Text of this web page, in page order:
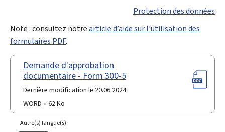
Protection des données
Note : consultez notrearticle d’aide sur l’utilisation des
formulaires PDF.
Demande d'approbation
documentaire - Form 300-5
Dernière modification le 20.06.2024
WORD
62 Ko
Autre(s) langue(s)